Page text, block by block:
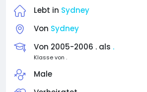
Lebt in Sydney
Von Sydney
Von 2005-2006 . als .
Klasse von .
Male